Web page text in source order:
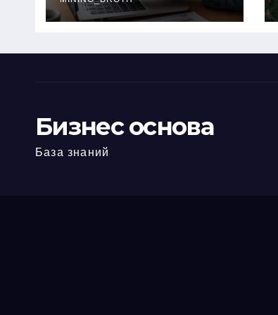
офис: порядок,
требования и
Бизнес основа
База знаний